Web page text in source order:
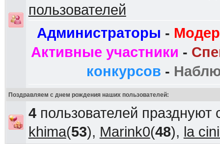
пользователей
Администраторы -
Активные участники -
конкурсов -
Поздравляем с днем рождения наших пользователей:
4пользователей празднуют
khima(53), Marink0(48), la